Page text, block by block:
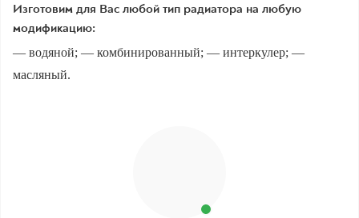
Изготовим для Вас любой тип радиатора на любую
модификацию:
— водяной; — комбинированный; — интеркулер; —
масляный.